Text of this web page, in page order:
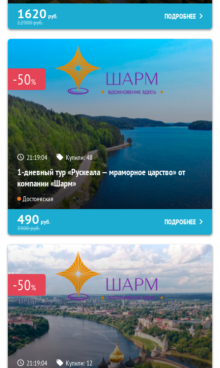
1620 руб.
12900руб.
ПОДРОБНЕЕ
-50%
21:19:03 Купили:48
1-дневный тур «Рускеала — мраморное царство» от
компании «Шарм»
Достоевская
490 руб.
3900руб.
ПОДРОБНЕЕ
-50%
21:19:03 Купили:12